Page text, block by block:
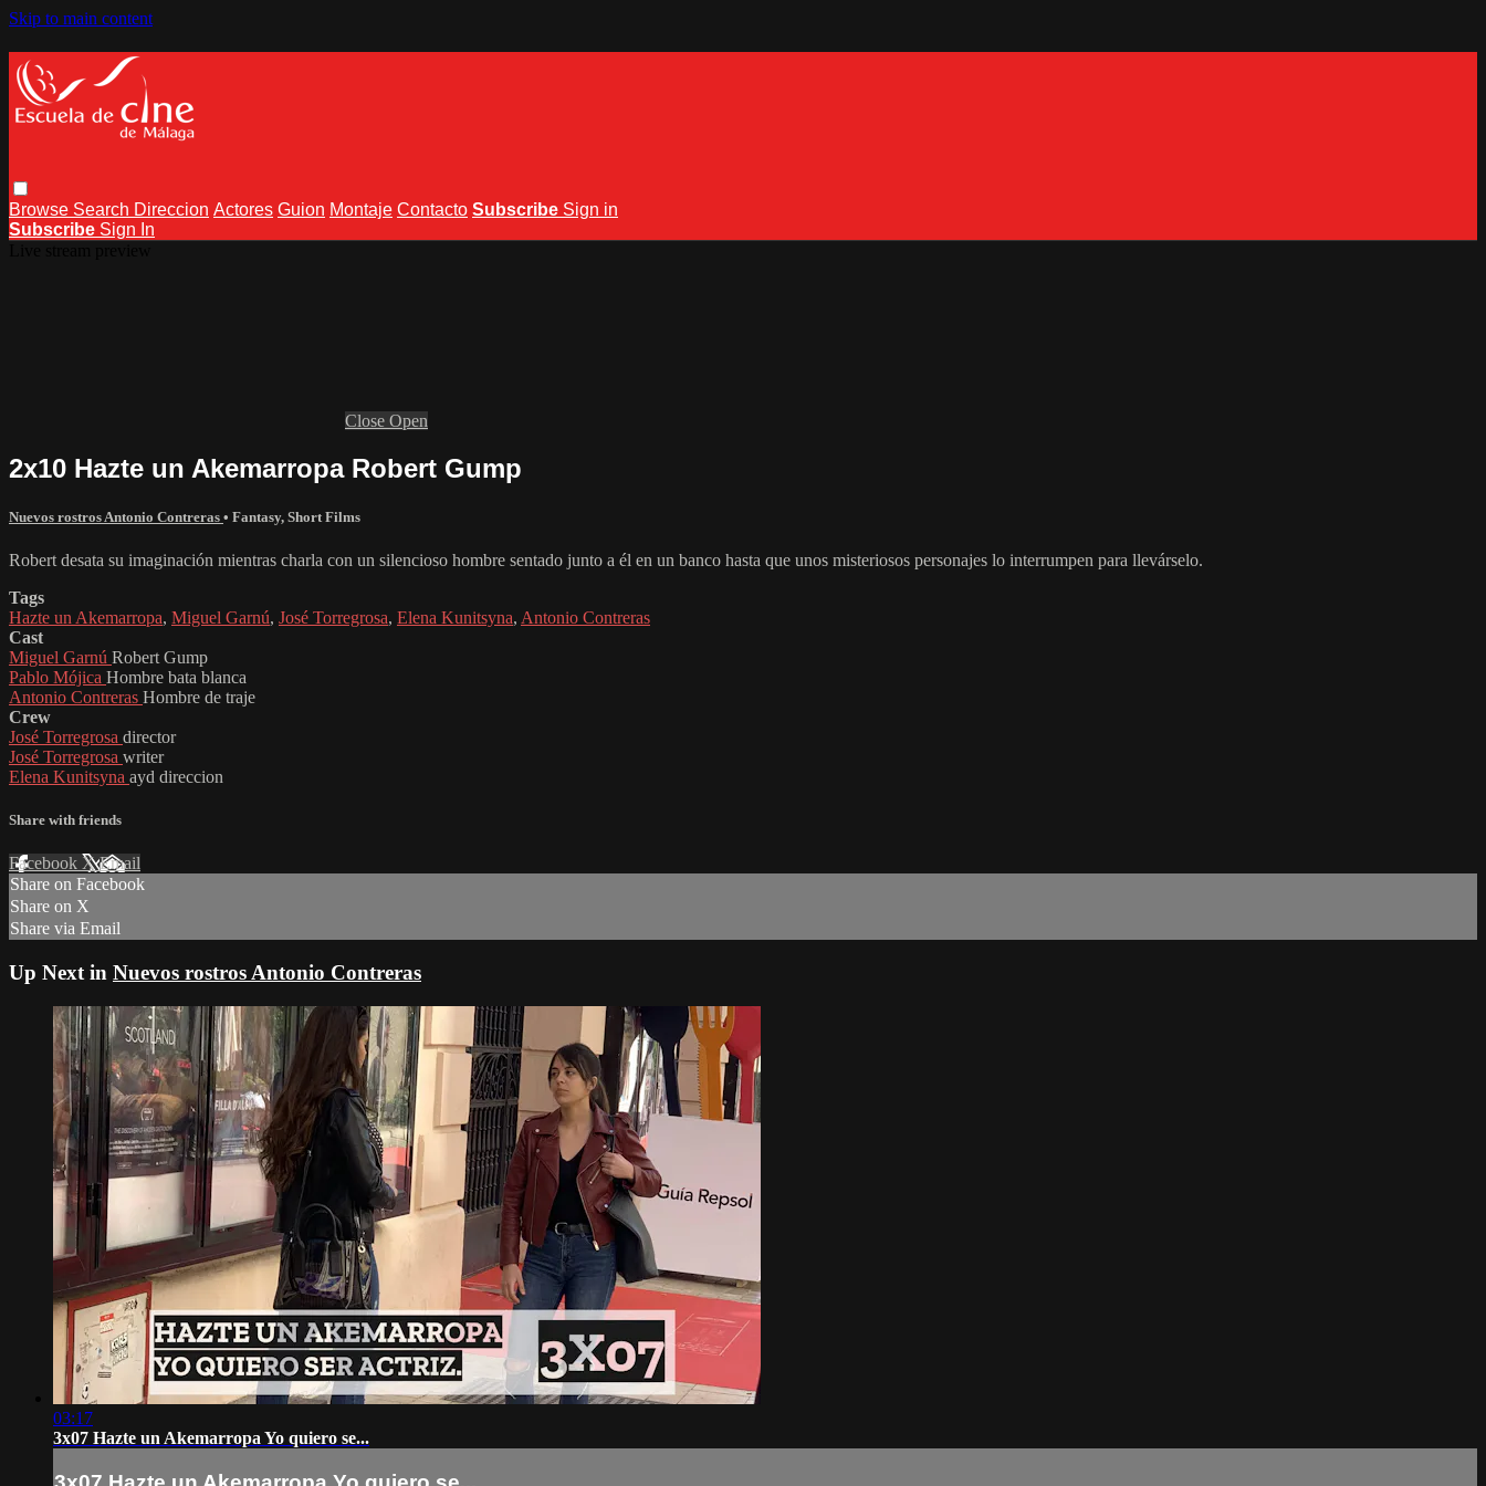
Skip to main content
Browse Search Direccion Actores Guion Montaje Contacto Subscribe Sign in
Subscribe Sign In
Close Open
2x10 Hazte un Akemarropa Robert Gump
Nuevos rostros Antonio Contreras • Fantasy, Short Films
Robert desata su imaginación mientras charla con un silencioso hombre sentado junto a él en un banco hasta que unos misteriosos personajes lo interrumpen para llevárselo.
Tags
Hazte un Akemarropa, Miguel Garnú, José Torregrosa, Elena Kunitsyna, Antonio Contreras
Cast
Miguel Garnú Robert Gump
Pablo Mójica Hombre bata blanca
Antonio Contreras Hombre de traje
Crew
José Torregrosa director
José Torregrosa writer
Elena Kunitsyna ayd direccion
Share with friends
Facebook XEmail
Share on Facebook
Share on X
Share via Email
Up Next in Nuevos rostros Antonio Contreras
03:17
3x07 Hazte un Akemarropa Yo quiero se...